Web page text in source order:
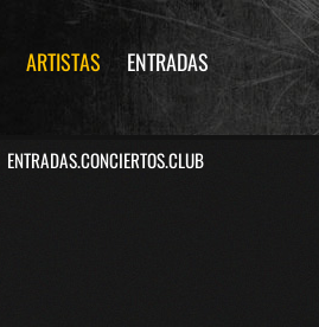
ARTISTAS ENTRADAS
ENTRADAS.CONCIERTOS.CLUB